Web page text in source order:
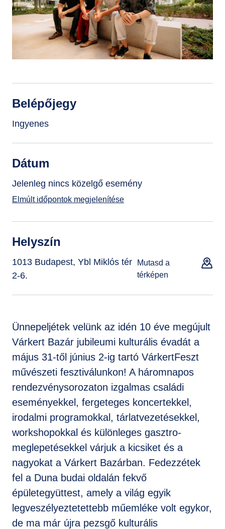
GYIK
Belépőjegy
Ingyenes
Dátum
Jelenleg nincs közelgő esemény
Elmúlt időpontok megjelenítése
Helyszín
1013 Budapest, Ybl Miklós tér
2-6.
Mutasd a
térképen
Ünnepeljétek velünk az idén 10 éve megújult
Várkert Bazár jubileumi kulturális évadát a
május 31-től június 2-ig tartó VárkertFeszt
művészeti fesztiválunkon! A háromnapos
rendezvénysorozaton izgalmas családi
eseményekkel, fergeteges koncertekkel,
irodalmi programokkal, tárlatvezetésekkel,
workshopokkal és különleges gasztro-
meglepetésekkel várjuk a kicsiket és a
nagyokat a Várkert Bazárban. Fedezzétek
fel a Duna budai oldalán fekvő
épületegyüttest, amely a világ egyik
legveszélyeztetettebb műemléke volt egykor,
de ma már újra pezsgő kulturális